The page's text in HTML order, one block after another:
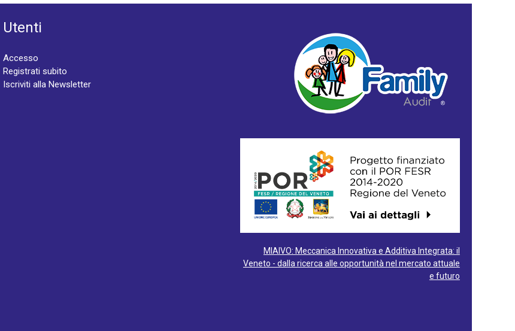
Utenti
Accesso
Registrati subito
Iscriviti alla Newsletter
MIAIVO: Meccanica Innovativa e Additiva Integrata: il
Veneto - dalla ricerca alle opportunità nel mercato attuale
e futuro